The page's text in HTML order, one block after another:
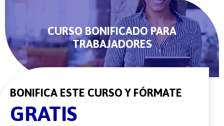
CURSO BONIFICADO PARA
TRABAJADORES
BONIFICA ESTE CURSO Y FÓRMATE
GRATIS